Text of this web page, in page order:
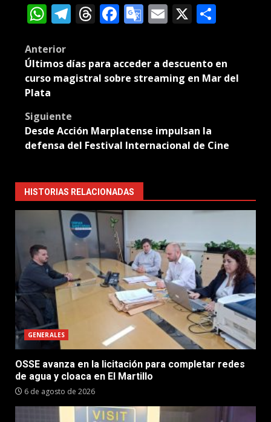
WhatsApp
Telegram
Threads
Facebook
Google
Email
X
Post
navigation
Anterior
Últimos días para acceder a descuento en
curso magistral sobre streaming en Mar del
Plata
Siguiente
Desde Acción Marplatense impulsan la
defensa del Festival Internacional de Cine
HISTORIAS RELACIONADAS
GENERALES
OSSE avanza en la licitación para completar redes
de agua y cloaca en El Martillo
6 de agosto de 2026